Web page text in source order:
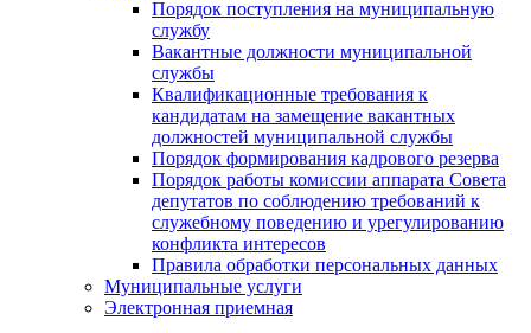
Порядок поступления на муниципальную
службу
Вакантные должности муниципальной
службы
Квалификационные требования к
кандидатам на замещение вакантных
должностей муниципальной службы
Порядок формирования кадрового резерва
Порядок работы комиссии аппарата Совета
депутатов по соблюдению требований к
служебному поведению и урегулированию
конфликта интересов
Правила обработки персональных данных
Муниципальные услуги
Электронная приемная